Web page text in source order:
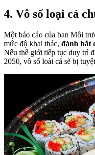
4. Vô số loại cá
Một báo cáo của ban Môi
mức độ khai thác, đánh bắt
Nếu thế giới tiếp tục duy trì
2050, vô số loài cá sẽ bị